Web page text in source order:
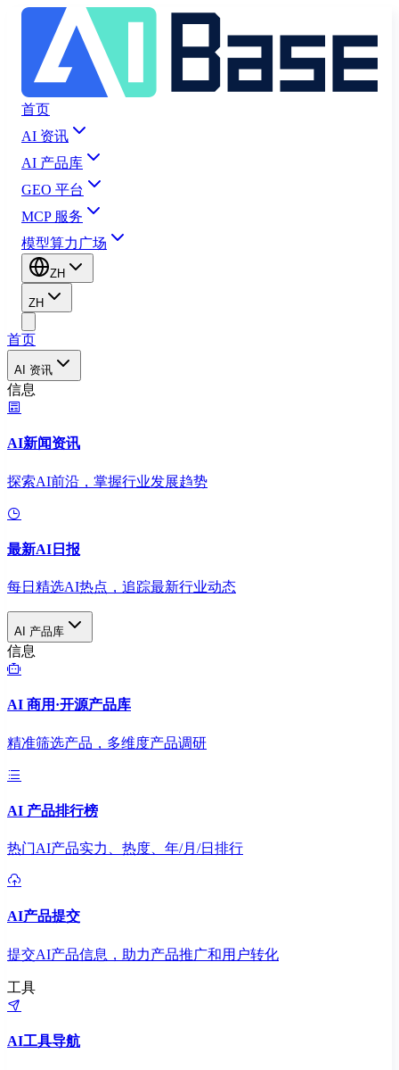
首页
AI 资讯
AI 产品库
GEO 平台
MCP 服务
模型算力广场
ZH
ZH
首页
AI 资讯
信息
AI新闻资讯
探索AI前沿，掌握行业发展趋势
最新AI日报
每日精选AI热点，追踪最新行业动态
AI 产品库
信息
AI 商用·开源产品库
精准筛选产品，多维度产品调研
AI 产品排行榜
热门AI产品实力、热度、年/月/日排行
AI产品提交
提交AI产品信息，助力产品推广和用户转化
工具
AI工具导航